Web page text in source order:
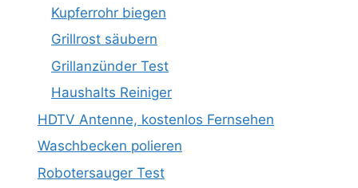
Kupferrohr biegen
Grillrost säubern
Grillanzünder Test
Haushalts Reiniger
HDTV Antenne, kostenlos Fernsehen
Waschbecken polieren
Robotersauger Test